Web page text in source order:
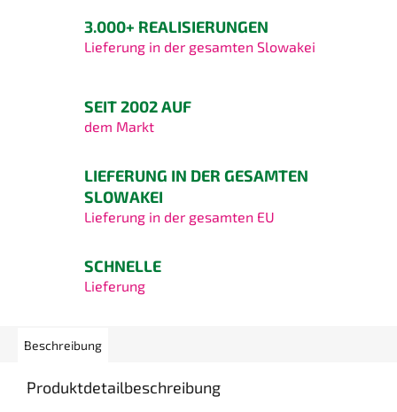
3.000+ REALISIERUNGEN
Lieferung in der gesamten Slowakei
SEIT 2002 AUF
dem Markt
LIEFERUNG IN DER GESAMTEN
SLOWAKEI
Lieferung in der gesamten EU
SCHNELLE
Lieferung
Beschreibung
Produktdetailbeschreibung